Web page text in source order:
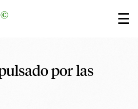
☰
×
por las